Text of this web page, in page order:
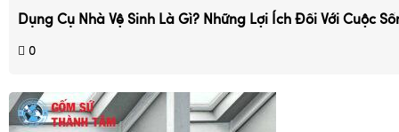
Dụng Cụ Nhà Vệ Sinh Là Gì? Những Lợi Ích Đối Với Cuộc
0